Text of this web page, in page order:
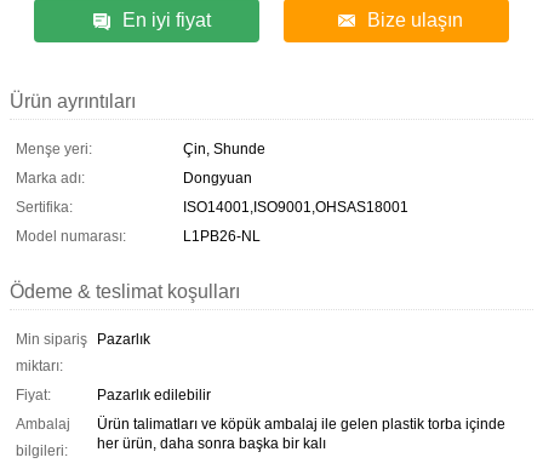
En iyi fiyat Bize ulaşın
Ürün ayrıntıları
Menşe yeri:
Çin, Shunde
Marka adı:
Dongyuan
Sertifika:
ISO14001,ISO9001,OHSAS18001
Model numarası:
L1PB26-NL
Ödeme & teslimat koşulları
Min sipariş
miktarı:
Pazarlık
Fiyat:
Pazarlık edilebilir
Ambalaj
bilgileri:
Ürün talimatları ve köpük ambalaj ile gelen plastik torba içinde
her ürün, daha sonra başka bir kalı